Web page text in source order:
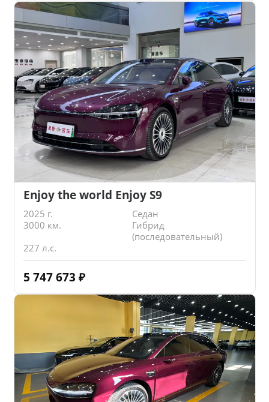
Enjoy the world Enjoy S9
2025 г.
Седан
3000 км.
Гибрид
(последовательный)
227 л.с.
5 747 673 ₽